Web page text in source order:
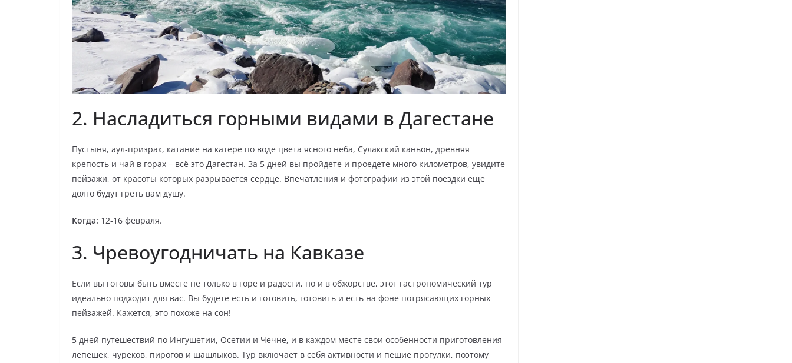
2. Насладиться горными видами в Дагестане
Пустыня, аул-призрак, катание на катере по воде цвета ясного неба, Сулакский каньон, древняя
крепость и чай в горах – всё это Дагестан. За 5 дней вы пройдете и проедете много километров, увидите
пейзажи, от красоты которых разрывается сердце. Впечатления и фотографии из этой поездки еще
долго будут греть вам душу.
Когда: 12-16 февраля.
3. Чревоугодничать на Кавказе
Если вы готовы быть вместе не только в горе и радости, но и в обжорстве, этот гастрономический тур
идеально подходит для вас. Вы будете есть и готовить, готовить и есть на фоне потрясающих горных
пейзажей. Кажется, это похоже на сон!
5 дней путешествий по Ингушетии, Осетии и Чечне, и в каждом месте свои особенности приготовления
лепешек, чуреков, пирогов и шашлыков. Тур включает в себя активности и пешие прогулки, поэтому